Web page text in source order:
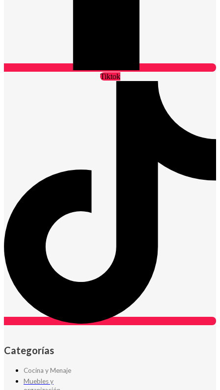
Tiktok
Categorías
Cocina y Menaje
Muebles y